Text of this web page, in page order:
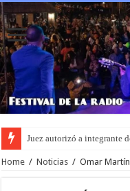
Juez autorizó a integrante
Home / Noticias / Omar